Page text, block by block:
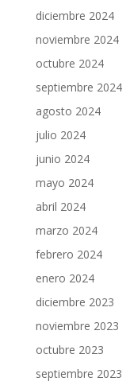
diciembre 2024
noviembre 2024
octubre 2024
septiembre 2024
agosto 2024
julio 2024
junio 2024
mayo 2024
abril 2024
marzo 2024
febrero 2024
enero 2024
diciembre 2023
noviembre 2023
octubre 2023
septiembre 2023